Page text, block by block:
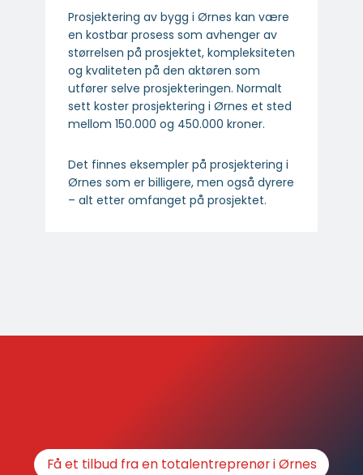
Prosjektering av bygg i Ørnes kan være
en kostbar prosess som avhenger av
størrelsen på prosjektet, kompleksiteten
og kvaliteten på den aktøren som
utfører selve prosjekteringen. Normalt
sett koster prosjektering i Ørnes et sted
mellom 150.000 og 450.000 kroner.
Det finnes eksempler på prosjektering i
Ørnes som er billigere, men også dyrere
– alt etter omfanget på prosjektet.
Få et tilbud fra en totalentreprenør i Ørnes